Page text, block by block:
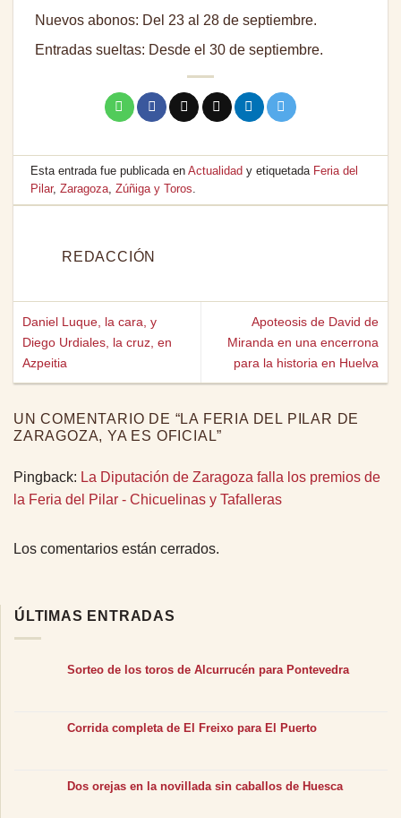
Nuevos abonos: Del 23 al 28 de septiembre.
Entradas sueltas: Desde el 30 de septiembre.
Esta entrada fue publicada enActualidad y etiquetada Feria del
Pilar,Zaragoza ,Zúñiga y Toros
REDACCIÓN
Daniel Luque, la cara, y
Diego Urdiales, la cruz, en
Azpeitia
Apoteosis de David de
Miranda en una encerrona
para la historia en Huelva
UN COMENTARIO DE “LA FERIA DEL PILAR DE
ZARAGOZA, YA ES OFICIAL”
Pingback: La Diputación de Zaragoza falla los premios de
la Feria del Pilar - Chicuelinas y Tafalleras
Los comentarios están cerrados.
ÚLTIMAS ENTRADAS
Sorteo de los toros de Alcurrucén para Pontevedra
Corrida completa de El Freixo para El Puerto
Dos orejas en la novillada sin caballos de Huesca